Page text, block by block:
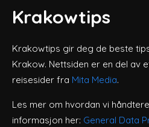
Krakowtips
Krakowtips gir deg de beste
Krakow. Nettsiden er en del av
reisesider fra Mita Media.
Les mer om hvordan vi
informasjon her: General Data